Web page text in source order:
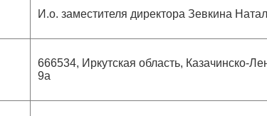
И.о. заместителя директора Зевкина
666534, Иркутская область, Казачинско-
9а